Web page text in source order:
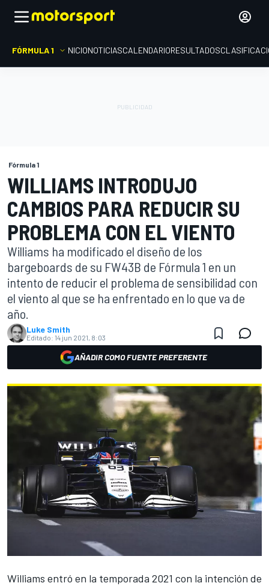
FÓRMULA 1 INICIONOTICIASCALENDARIORESULTADOS
Fórmula 1
WILLIAMS INTRODUJO
CAMBIOS PARA REDUCIR SU
PROBLEMA CON EL VIENTO
Williams ha modificado el diseño de los
bargeboards de su FW43B de Fórmula 1 en un
intento de reducir el problema de sensibilidad con
el viento al que se ha enfrentado en lo que va de
año.
Luke Smith
Editado: 14 jun 2021, 8:03
AÑADIR COMO FUENTE PREFERENTE
Williams entró en la temporada 2021 con la intención de